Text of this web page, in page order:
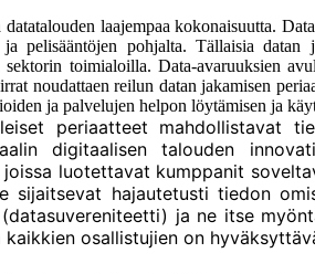
datatalouden laajempaa kokonaisuutta.
pelisääntöjen pohjalta. Tällaisia datan
toimialoilla. Data-avaruuksien
noudattaen reilun datan jakamisen
ja palvelujen helpon löytämisen ja
periaatteet mahdollistavat
digitaalisen talouden
luotettavat kumppanit
sijaitsevat hajautetusti tiedon
ja ne itse
osallistujien on